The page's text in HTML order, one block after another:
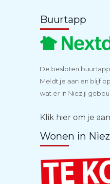
Buurtapp
De besloten
Meldt je aan en blijf
wat er in Niezijl
Klik hier om je
Wonen in